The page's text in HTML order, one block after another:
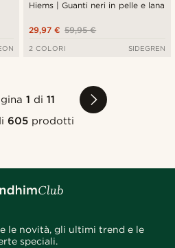
Hiems | Guanti neri in pelle e lana
59,95 €
29,97 €
2 COLORI SIDEGREN
1 di11
605 prodotti
le novità, gli ultimi trend e le
speciali.